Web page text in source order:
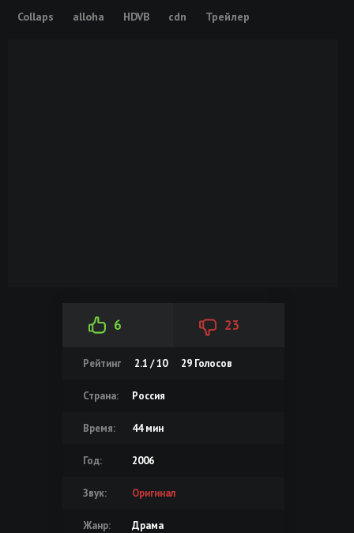
Collaps alloha HDVB cdn Трейлер
6 23
Рейтинг 2.1 / 10 29Голосов
Страна: Россия
Время: 44 мин
Год: 2006
Звук: Оригинал
Жанр: Драма